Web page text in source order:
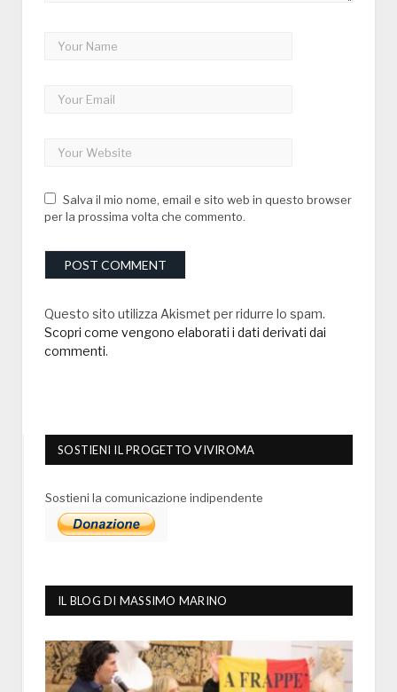
Salva il mio nome, email e sito web in questo browser
per la prossima volta che commento.
Questo sito utilizza Akismet per ridurre lo spam.
Scopri come vengono elaborati i dati derivati dai
commenti.
SOSTIENI IL PROGETTO VIVIROMA
Sostieni la comunicazione indipendente
IL BLOG DI MASSIMO MARINO